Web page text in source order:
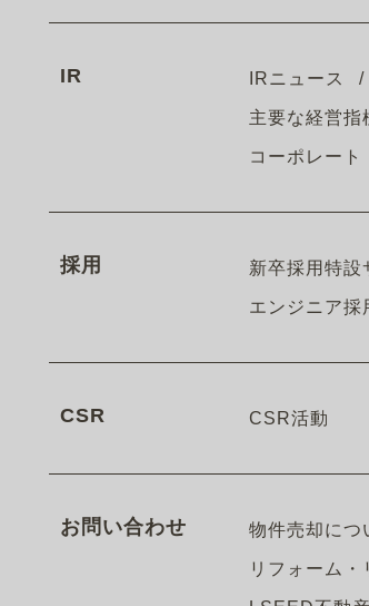
IR IRニュース
主要な経営指
コーポレート
採用 新卒採用特設
エンジニア採
CSR CSR活動
お問い合わせ 物件売却につ
リフォーム・